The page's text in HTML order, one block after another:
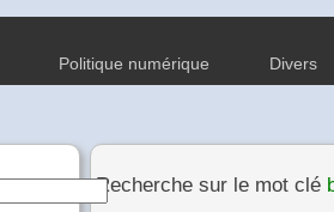
Politique numérique Divers
Recherche sur le mot clé